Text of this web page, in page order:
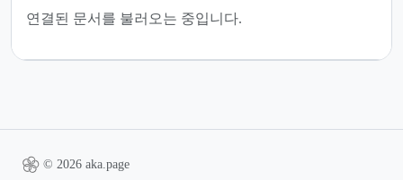
연결된 문서를 불러오는 중입니다.
© 2026 aka.page